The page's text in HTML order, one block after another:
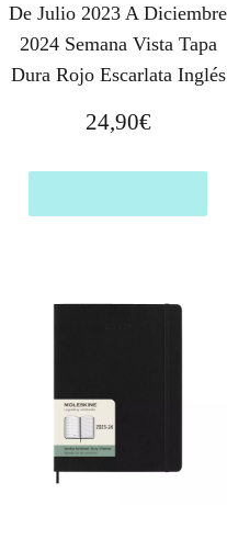
De Julio 2023 A Diciembre
2024 Semana Vista Tapa
Dura Rojo Escarlata Inglés
24,90€